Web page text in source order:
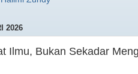
2026
Ilmu, Bukan Sekadar